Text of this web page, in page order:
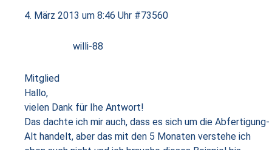
4. März 2013 um 8:46 Uhr #73560
willi-88
Mitglied
Hallo,
vielen Dank für Ihe Antwort!
Das dachte ich mir auch, dass es sich um die Abfertigung-
Alt handelt, aber das mit den 5 Monaten verstehe ich